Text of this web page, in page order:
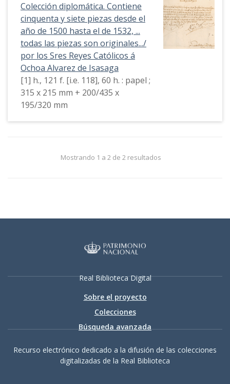
Colección diplomática. Contiene
cinquenta y siete piezas desde el
año de 1500 hasta el de 1532, ...
todas las piezas son originales.../
por los Sres Reyes Católicos á
Ochoa Alvarez de Isasaga
[1] h., 121 f. [i.e. 118], 60 h. : papel ;
315 x 215 mm + 200/435 x
195/320 mm
Mostrando 1 a 2 de 2 resultados
Real Biblioteca Digital
Sobre el proyecto
Colecciones
Búsqueda avanzada
Recurso electrónico dedicado a la difusión de las colecciones
digitalizadas de la Real Biblioteca